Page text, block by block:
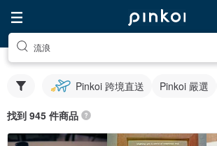
流浪
Pinkoi 跨境直送 Pinkoi 嚴選
找到 945 件商品